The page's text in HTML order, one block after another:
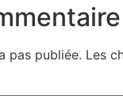
pas publiée. Les